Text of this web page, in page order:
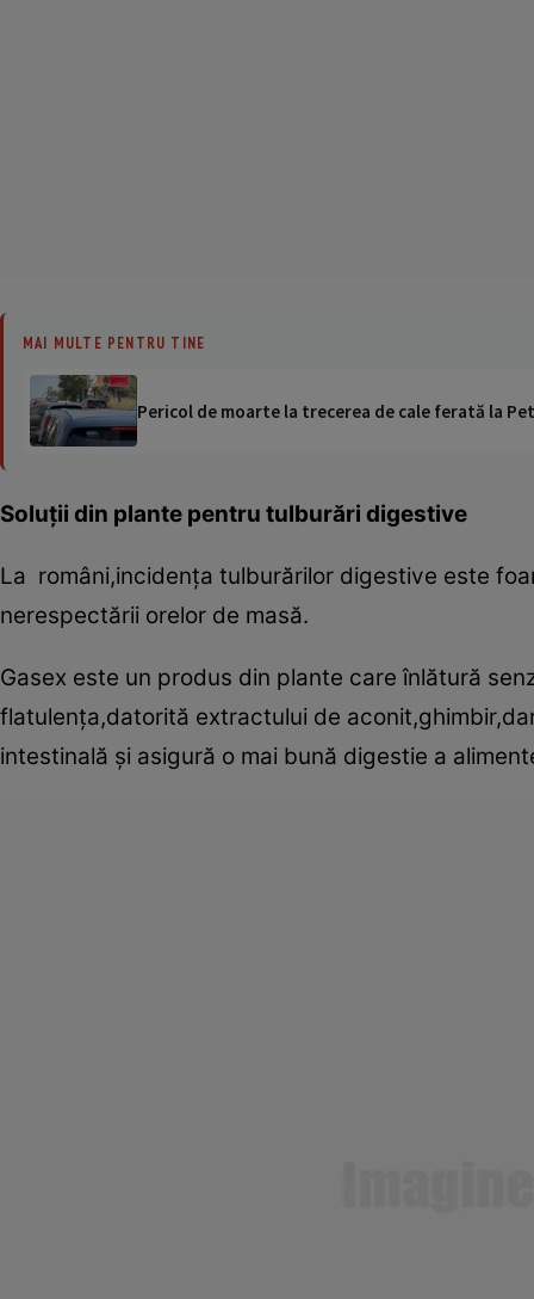
MAI MULTE PENTRU TINE
Pericol de moarte la trecerea de cale ferată la
Soluţii din plante pentru tulburări digestive
La români,incidenţa tulburărilor digestive este
nerespectării orelor de masă.
Gasex este un produs din plante care înlătură
flatulenţa,datorită extractului de
intestinală şi asigură o mai bună digestie a